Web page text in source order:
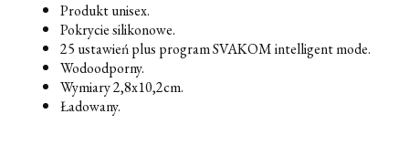
Produkt unisex.
Pokrycie silikonowe.
25 ustawień plus program SVAKOM intelligent mode.
Wodoodporny.
Wymiary 2,8x10,2cm.
Ładowany.